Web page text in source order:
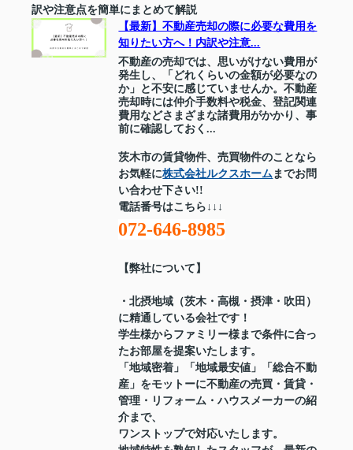
訳や注意点を簡単にまとめて解説
【最新】不動産売却の際に必要な費用を
知りたい方へ！内訳や注意...
不動産の売却では、思いがけない費用が
発生し、「どれくらいの金額が必要なの
か」と不安に感じていませんか。不動産
売却時には仲介手数料や税金、登記関連
費用などさまざまな諸費用がかかり、事
前に確認しておく...
茨木市の賃貸物件、売買物件のことなら
お気軽に株式会社ルクスホームまでお問
い合わせ下さい!!
電話番号はこちら↓↓↓
072-646-8985
【弊社について】
・北摂地域（茨木・高槻・摂津・吹田）
に精通している会社です！
学生様からファミリー様まで条件に合っ
たお部屋を提案いたします。
「地域密着」「地域最安値」「総合不動
産」をモットーに不動産の売買・賃貸・
管理・リフォーム・ハウスメーカーの紹
介まで、
ワンストップで対応いたします。